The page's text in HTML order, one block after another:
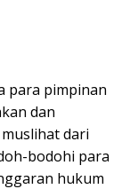
para pimpinan
dan
dari
bodohi para
hukum